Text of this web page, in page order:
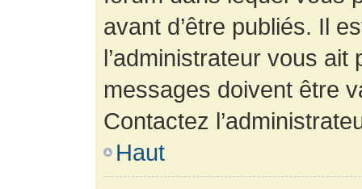
avant d’être publiés. Il
l’administrateur vous
messages doivent être
Contactez
Haut